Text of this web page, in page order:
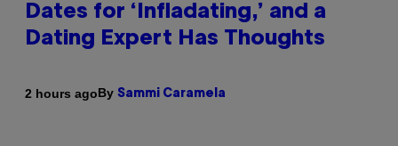
Dates for ‘Infladating,’ and a
Dating Expert Has Thoughts
2 hours agoBy Sammi Caramela